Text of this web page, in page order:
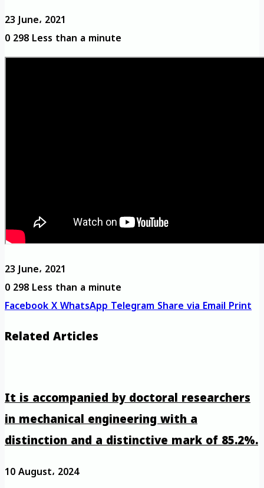
23 June، 2021
0298Less than a minute
23 June، 2021
0298Less than a minute
FacebookXWhatsAppTelegramShare via EmailPrint
Related Articles
It is accompanied by doctoral researchers
in mechanical engineering with a
distinction and a distinctive mark of 85.2%.
10 August، 2024